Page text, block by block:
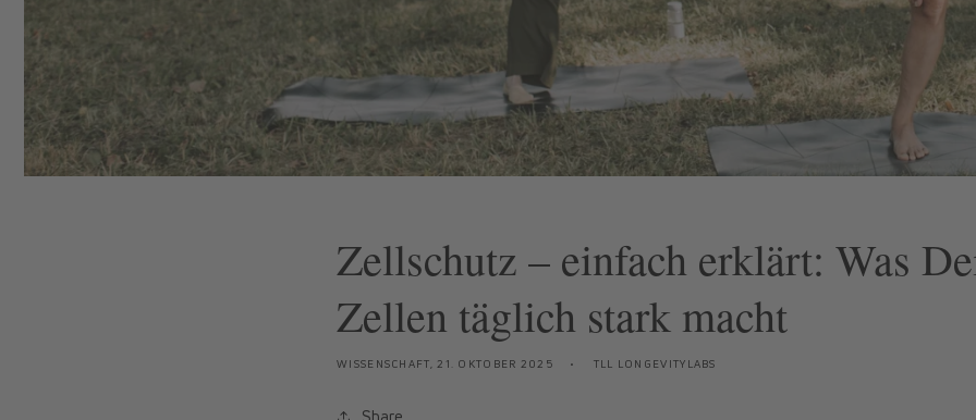
Zellschutz – einfach erklärt: Was
Zellen täglich stark macht
WISSENSCHAFT, 21. OKTOBER 2025 TLL LONGEVITYLABS